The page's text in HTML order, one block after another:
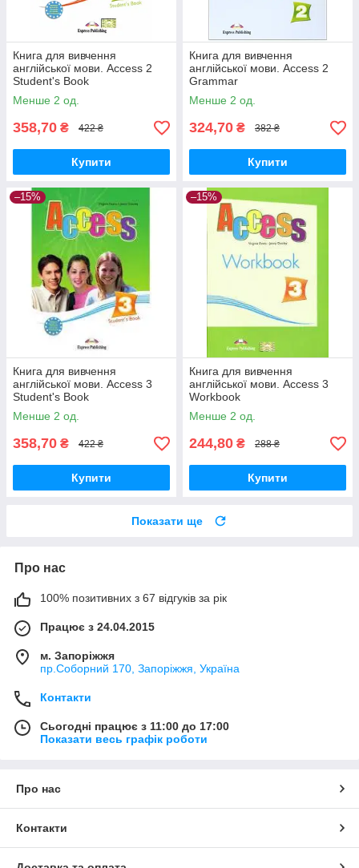
Книга для вивчення
англійської мови. Access 2
Student's Book
Менше 2 од.
358,70 ₴ 422 ₴
Купити
Книга для вивчення
англійської мови. Access 2
Grammar
Менше 2 од.
324,70 ₴ 382 ₴
Купити
–15%
Книга для вивчення
англійської мови. Access 3
Student's Book
Менше 2 од.
358,70 ₴ 422 ₴
Купити
–15%
Книга для вивчення
англійської мови. Access 3
Workbook
Менше 2 од.
244,80 ₴ 288 ₴
Купити
Показати ще
Про нас
100% позитивних з 67 відгуків за рік
Працює з 24.04.2015
м. Запоріжжя
пр.Соборний 170, Запоріжжя, Україна
Контакти
Сьогодні працює з 11:00 до 17:00
Показати весь графік роботи
Про нас
Контакти